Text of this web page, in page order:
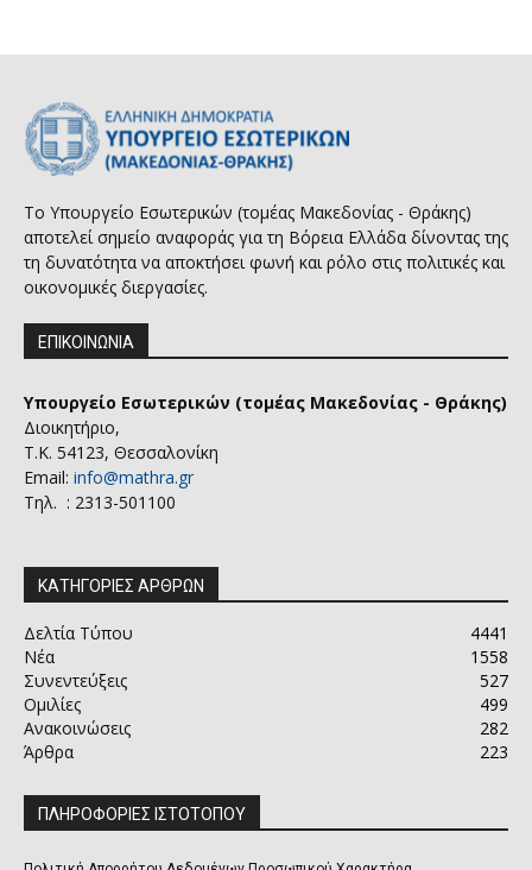
Το Υπουργείο Εσωτερικών (τομέας Μακεδονίας - Θράκης)
αποτελεί σημείο αναφοράς για τη Βόρεια Ελλάδα δίνοντας της
τη δυνατότητα να αποκτήσει φωνή και ρόλο στις πολιτικές και
οικονομικές διεργασίες.
ΕΠΙΚΟΙΝΩΝΙΑ
Υπουργείο Εσωτερικών (τομέας Μακεδονίας - Θράκης)
Διοικητήριο,
Τ.Κ. 54123, Θεσσαλονίκη
Email: info@mathra.gr
Τηλ. : 2313-501100
ΚΑΤΗΓΟΡΙΕΣ ΑΡΘΡΩΝ
Δελτία Τύπου
4441
Νέα
1558
Συνεντεύξεις
527
Ομιλίες
499
Ανακοινώσεις
282
Άρθρα
223
ΠΛΗΡΟΦΟΡΙΕΣ ΙΣΤΟΤΟΠΟΥ